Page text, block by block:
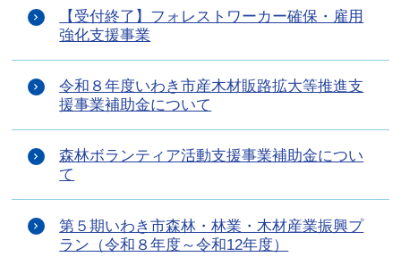
【受付終了】フォレストワーカー確保・雇用
強化支援事業
令和８年度いわき市産木材販路拡大等推進支
援事業補助金について
森林ボランティア活動支援事業補助金につい
て
第５期いわき市森林・林業・木材産業振興プ
ラン（令和８年度～令和12年度）